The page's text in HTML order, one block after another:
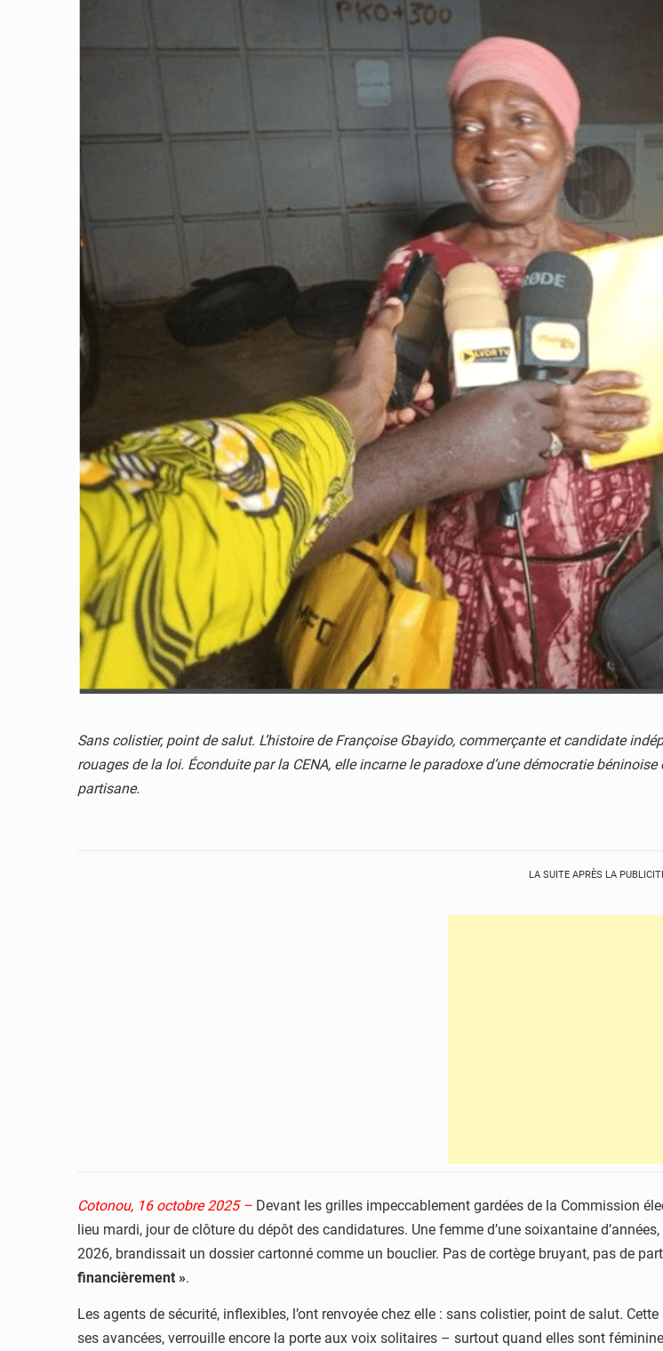
Sans colistier, point de salut. L’histoire de Françoise Gbayido, commerçante et candidate
rouages de la loi. Éconduite par la CENA, elle incarne le paradoxe d’une démocratie
partisane.
LA SUITE APRÈS LA
Cotonou, 16 octobre 2025 – Devant les grilles impeccablement gardées de la Commission
lieu mardi, jour de clôture du dépôt des candidatures. Une femme d’une soixantaine d’années,
2026, brandissait un dossier cartonné comme un bouclier. Pas de cortège bruyant, pas de
financièrement ».
Les agents de sécurité, inflexibles, l’ont renvoyée chez elle : sans colistier, point de salut.
ses avancées, verrouille encore la porte aux voix solitaires – surtout quand elles sont